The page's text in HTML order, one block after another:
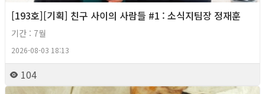
[193호][기획] 친구 사이의 사람들 #1 : 소식지팀장 정재훈
기간 : 7월
2026-08-03 18:13
104